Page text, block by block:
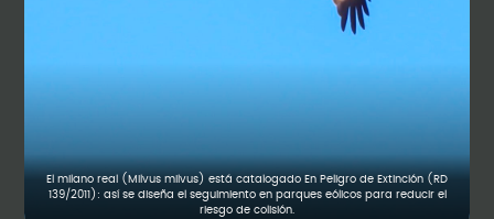
El milano real (Milvus milvus) está catalogado En Peligro de Extinción (RD
139/2011): así se diseña el seguimiento en parques eólicos para reducir el
riesgo de colisión.